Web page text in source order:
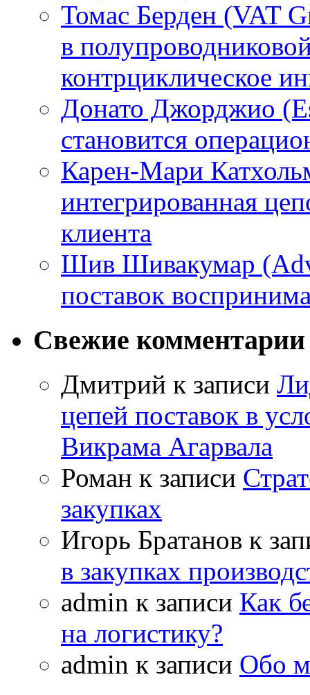
Томас Берден (VAT
в
контрциклическое
Донато Джорджио
становится
Карен-Мари
интегрированная
клиента
Шив Шивакумар
поставок
Свежие комментарии
Дмитрий к записи
цепей поставок в
Викрама Агарвала
Роман к записи
закупках
Игорь Братанов к
в закупках
admin к записи Как
на логистику?
admin к записи Обо